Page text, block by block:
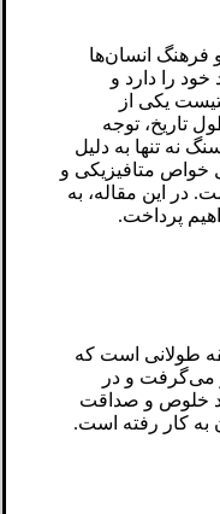
فرهنگ انسان‌ها
را دارد و
یکی از
تاریخ، توجه
نه تنها به دلیل
خواص متافیزیکی و
در این مقاله، به
پرداخت.
طولانی است که
می‌گرفت و در
خلوص و صداقت
به کار رفته است.